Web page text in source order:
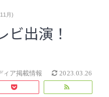
月)
ビ出演！
ィア掲載情報 2023.03.26